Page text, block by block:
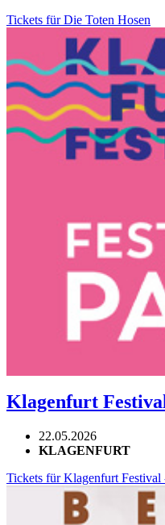
Tickets für Die Toten Hosen
Klagenfurt
22.05.2026
KLAGENFURT
Tickets für Klagenfurt Festival